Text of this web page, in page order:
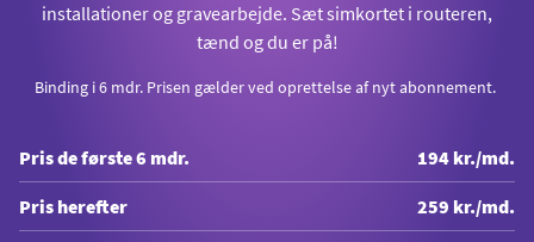
installationer og gravearbejde. Sæt simkortet i routeren,
tænd og du er på!
Binding i 6 mdr. Prisen gælder ved oprettelse af nyt abonnement.
Pris de første 6 mdr. 194 kr./md.
Pris herefter 259 kr./md.